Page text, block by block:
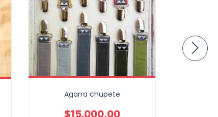
Agarra chupete
$15.000,00